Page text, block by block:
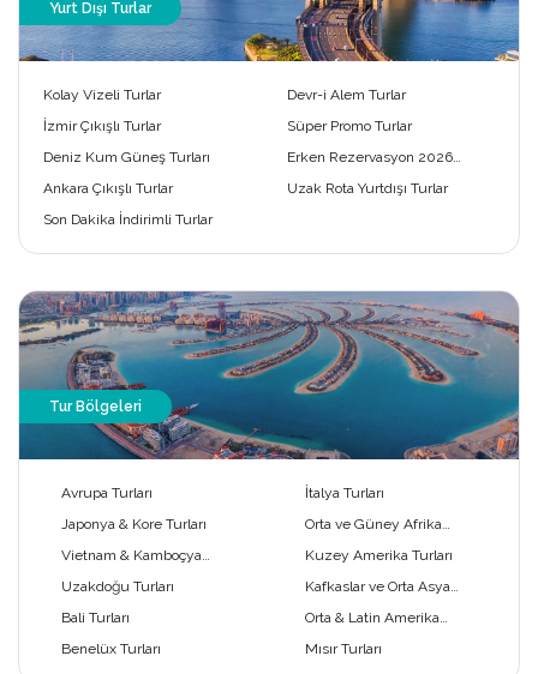
Yurt Dışı Turlar
Kolay Vizeli Turlar
Devr-i Alem Turlar
İzmir Çıkışlı Turlar
Süper Promo Turlar
Deniz Kum Güneş Turları
Erken Rezervasyon 2026
Ankara Çıkışlı Turlar
Uzak Rota Yurtdışı Turlar
Son Dakika İndirimli Turlar
Tur Bölgeleri
Avrupa Turları
İtalya Turları
Japonya & Kore Turları
Orta ve Güney Afrika
Vietnam & Kamboçya
Kuzey Amerika Turları
Uzakdoğu Turları
Kafkaslar ve Orta Asya
Bali Turları
Orta & Latin Amerika
Benelüx Turları Mısır Turları